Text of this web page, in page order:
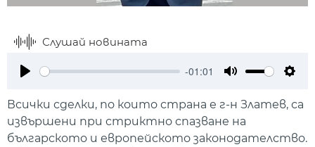
Слушай новината
-01:01
Всички сделки, по които страна е г-н Златев, са
извършени при стриктно спазване на
българското и европейското законодателство.